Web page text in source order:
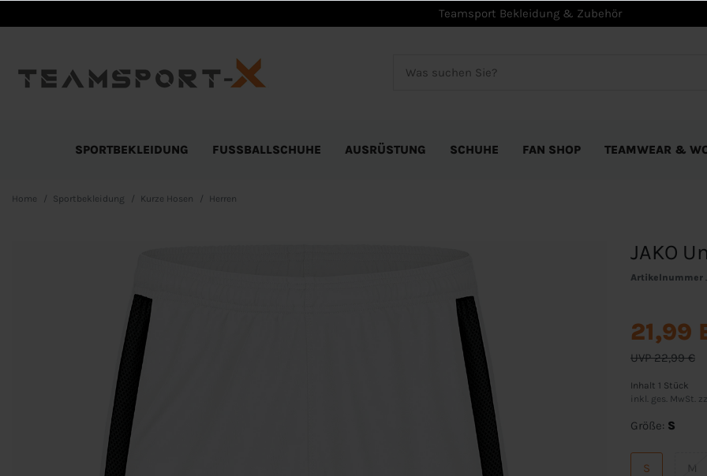
Teamsport Bekleidung & Zubehör
SPORTBEKLEIDUNG FUSSBALLSCHUHE AUSRÜSTUNG SCHUHE FAN SHOP TEAMWEAR &
Home Sportbekleidung Kurze Hosen Herren
JAKO
Artikelnummer
UVP 22,99 €
21,99
Inhalt 1 Stück
inkl. ges. MwSt.
Größe: S
S M